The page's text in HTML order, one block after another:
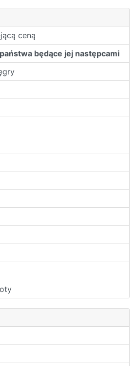
ceną
będące jej następcami